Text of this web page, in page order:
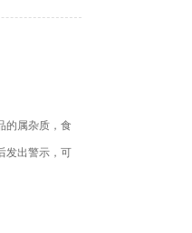
的属杂质，食
发出警示，可